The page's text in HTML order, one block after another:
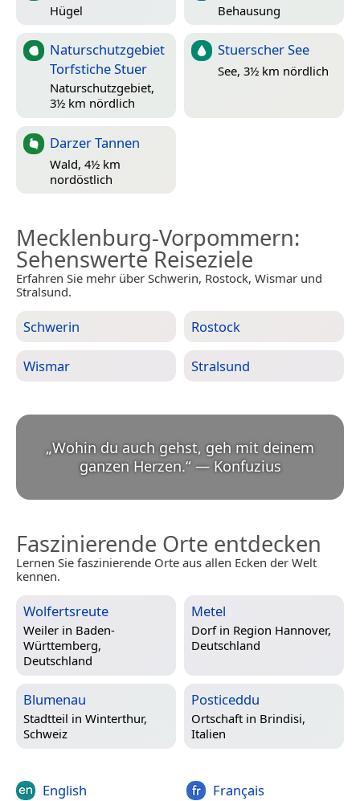
Hügel Behausung
Naturschutzgebiet
Torfstiche Stuer
Naturschutzgebiet,
3½ km nördlich
Stuerscher See
See, 3½ km nördlich
Darzer Tannen
Wald, 4½ km
nordöstlich
Mecklenburg-Vorpommern:
Sehenswerte Reiseziele
Erfahren Sie mehr über Schwerin, Rostock, Wismar und
Stralsund.
Schwerin Rostock
Wismar Stralsund
„Wohin du auch gehst, geh mit deinem
ganzen Herzen.“ — Konfuzius
Faszinierende Orte entdecken
Lernen Sie faszinierende Orte aus allen Ecken der Welt
kennen.
Wolfertsreute
Weiler in Baden-
Württemberg,
Deutschland
Metel
Dorf in Region Hannover,
Deutschland
Blumenau
Stadtteil in Winterthur,
Schweiz
Posticeddu
Ortschaft in Brindisi,
Italien
English Français